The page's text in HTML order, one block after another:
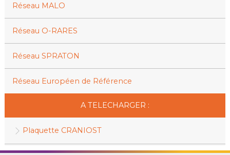
Réseau MALO
Réseau O-RARES
Réseau SPRATON
Réseau Européen de Référence
A TELECHARGER :
Plaquette CRANIOST